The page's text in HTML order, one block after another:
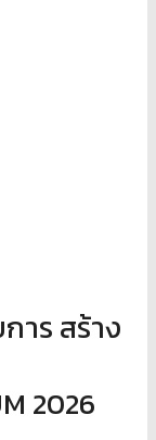
าร สร้าง
2026